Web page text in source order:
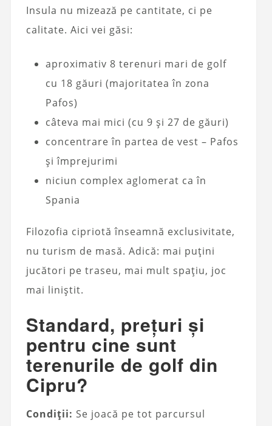
Insula nu mizează pe cantitate, ci pe
calitate. Aici vei găsi:
aproximativ 8 terenuri mari de golf
cu 18 găuri (majoritatea în zona
Pafos)
câteva mai mici (cu 9 și 27 de găuri)
concentrare în partea de vest – Pafos
și împrejurimi
niciun complex aglomerat ca în
Spania
Filozofia cipriotă înseamnă exclusivitate,
nu turism de masă. Adică: mai puțini
jucători pe traseu, mai mult spațiu, joc
mai liniștit.
Standard, prețuri și
pentru cine sunt
terenurile de golf din
Cipru?
Condiții: Se joacă pe tot parcursul